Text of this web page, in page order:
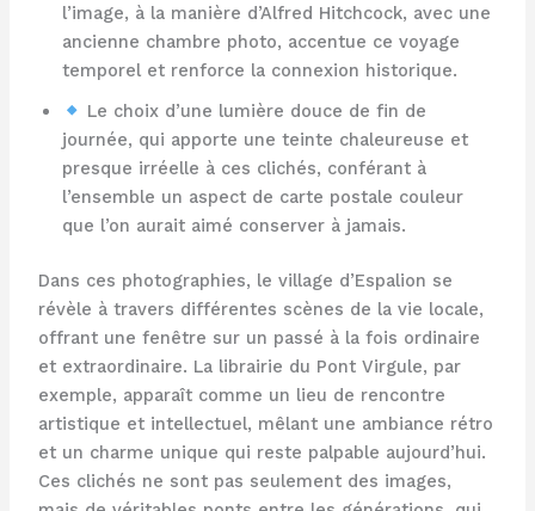
l’image, à la manière d’Alfred Hitchcock, avec une
ancienne chambre photo, accentue ce voyage
temporel et renforce la connexion historique.
Le choix d’une lumière douce de fin de
journée, qui apporte une teinte chaleureuse et
presque irréelle à ces clichés, conférant à
l’ensemble un aspect de carte postale couleur
que l’on aurait aimé conserver à jamais.
Dans ces photographies, le village d’Espalion se
révèle à travers différentes scènes de la vie locale,
offrant une fenêtre sur un passé à la fois ordinaire
et extraordinaire. La librairie du Pont Virgule, par
exemple, apparaît comme un lieu de rencontre
artistique et intellectuel, mêlant une ambiance rétro
et un charme unique qui reste palpable aujourd’hui.
Ces clichés ne sont pas seulement des images,